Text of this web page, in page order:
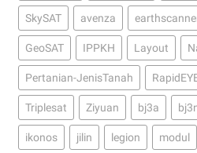
SkySAT avenza
GeoSAT IPPKH Layout
Pertanian-JenisTanah
Triplesat Ziyuan bj3a
ikonos jilin legion modul